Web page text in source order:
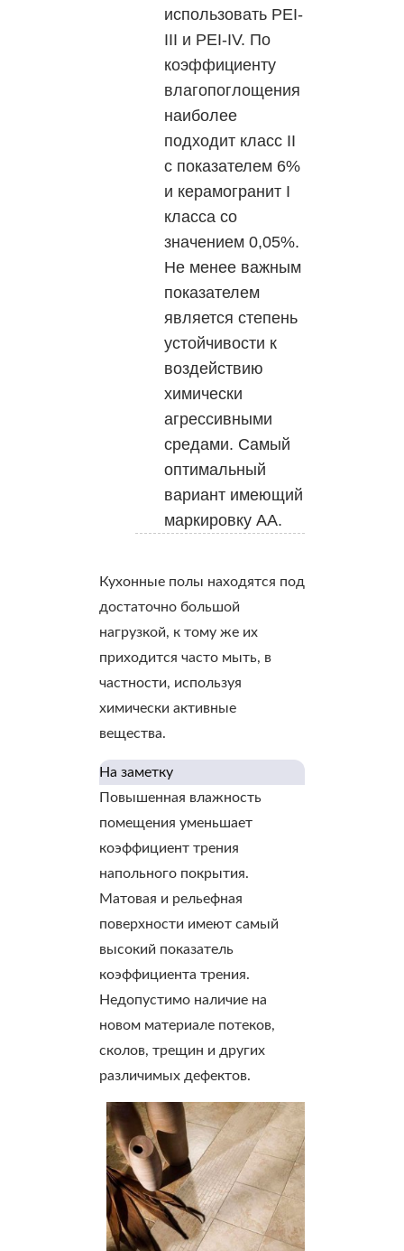
использовать РЕІ-
ІІІ и РЕІ-ІV. По
коэффициенту
влагопоглощения
наиболее
подходит класс ІІ
c показателем 6%
и керамогранит І
класса со
значением 0,05%.
Не менее важным
показателем
является степень
устойчивости к
воздействию
химически
агрессивными
средами. Самый
оптимальный
вариант имеющий
маркировку АА.
Кухонные полы находятся под
достаточно большой
нагрузкой, к тому же их
приходится часто мыть, в
частности, используя
химически активные
вещества.
На заметку
Повышенная влажность
помещения уменьшает
коэффициент трения
напольного покрытия.
Матовая и рельефная
поверхности имеют самый
высокий показатель
коэффициента трения.
Недопустимо наличие на
новом материале потеков,
сколов, трещин и других
различимых дефектов.